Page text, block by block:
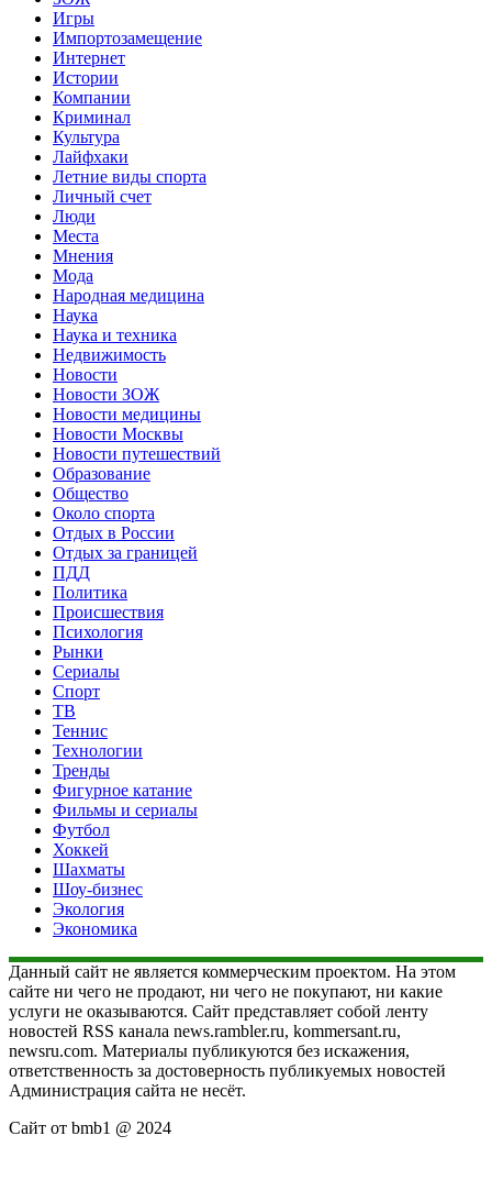
Игры
Импортозамещение
Интернет
Истории
Компании
Криминал
Культура
Лайфхаки
Летние виды спорта
Личный счет
Люди
Места
Мнения
Мода
Народная медицина
Наука
Наука и техника
Недвижимость
Новости
Новости ЗОЖ
Новости медицины
Новости Москвы
Новости путешествий
Образование
Общество
Около спорта
Отдых в России
Отдых за границей
ПДД
Политика
Происшествия
Психология
Рынки
Сериалы
Спорт
ТВ
Теннис
Технологии
Тренды
Фигурное катание
Фильмы и сериалы
Футбол
Хоккей
Шахматы
Шоу-бизнес
Экология
Экономика
Данный сайт не является коммерческим проектом. На этом
сайте ни чего не продают, ни чего не покупают, ни какие
услуги не оказываются. Сайт представляет собой ленту
новостей RSS канала news.rambler.ru, kommersant.ru,
newsru.com. Материалы публикуются без искажения,
ответственность за достоверность публикуемых новостей
Администрация сайта не несёт.
Сайт от bmb1 @ 2024